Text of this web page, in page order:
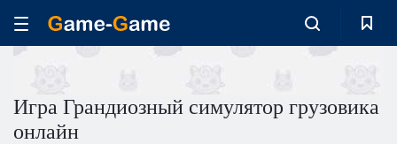
Игра Грандиозный симулятор грузовика
онлайн